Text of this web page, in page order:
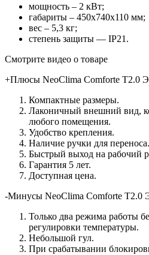
мощность – 2 кВт;
габариты – 450х740х110 мм;
вес – 5,3 кг;
степень защиты — IP21.
Смотрите видео о товаре
+Плюсы NeoClima Comforte Т2.0
Компактные размеры.
Лаконичный внешний вид,
любого помещения.
Удобство крепления.
Наличие ручки для переноса.
Быстрый выход на рабочий
Гарантия 5 лет.
Доступная цена.
-Минусы NeoClima Comforte
Только два режима работы
регулировки температуры.
Небольшой гул.
При срабатывании